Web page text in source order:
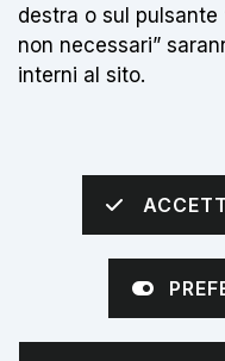
Home Visite
Hüffer
destra o sul
non necessari”
interni al sito.